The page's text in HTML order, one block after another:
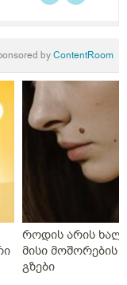
სისხლის
პირველ
და
გვითხრა
ერთხელ
და ასე
ვირუსიც
რას
ისე მიდის
byContentRoom
როდის არის
მისი მოშორების
გზები